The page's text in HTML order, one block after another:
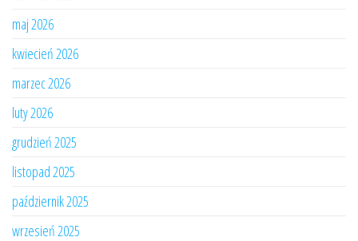
maj 2026
kwiecień 2026
marzec 2026
luty 2026
grudzień 2025
listopad 2025
październik 2025
wrzesień 2025